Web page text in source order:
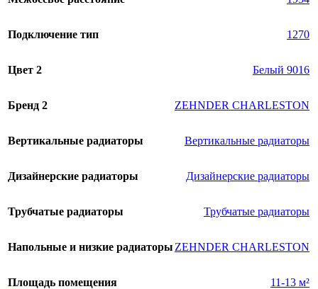
Подключение тип 1270
Цвет 2 Белый 9016
Бренд 2 ZEHNDER CHARLESTON
Вертикальные радиаторы Вертикальные радиаторы
Дизайнерские радиаторы Дизайнерские радиаторы
Трубчатые радиаторы Трубчатые радиаторы
Напольные и низкие радиаторы ZEHNDER CHARLESTON
Площадь помещения
11-13 м²